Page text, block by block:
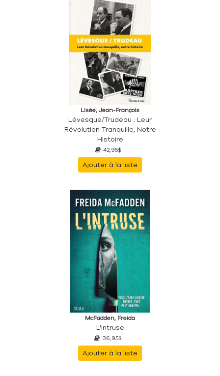
Lisée, Jean-François
Lévesque/Trudeau : Leur
Révolution Tranquille, Notre
Histoire
42,95$
Ajouter à la liste
McFadden, Freida
L'intruse
36,95$
Ajouter à la liste